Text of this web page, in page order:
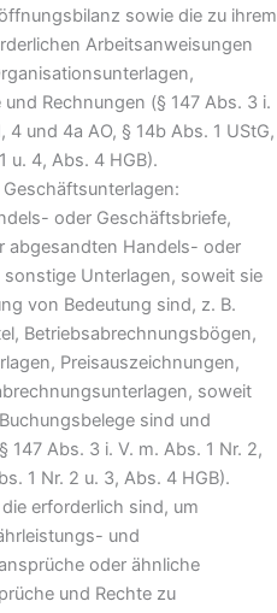
sowie die zu ihrem
Arbeitsanweisungen
Rechnungen (§ 147 Abs. 3 i.
4 und 4a AO, § 14b Abs. 1 UStG,
u. 4, Abs. 4 HGB).
oder Geschäftsbriefe,
abgesandten Handels- oder
Unterlagen, soweit sie
von Bedeutung sind, z. B.
Betriebsabrechnungsbögen,
Preisauszeichnungen,
soweit
sind und
147 Abs. 3 i. V. m. Abs. 1 Nr. 2,
1 Nr. 2 u. 3, Abs. 4 HGB).
erforderlich sind, um
und
oder ähnliche
und Rechte zu